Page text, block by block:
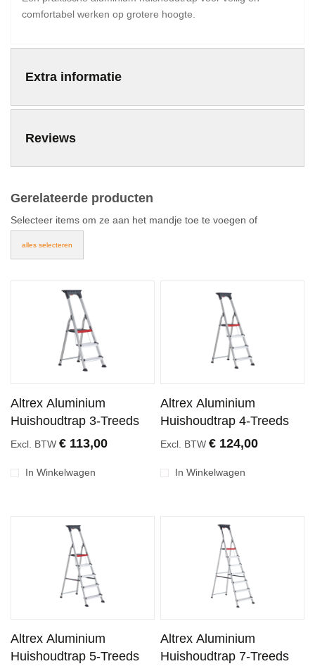
comfortabel werken op grotere hoogte.
Extra informatie
Reviews
Gerelateerde producten
Selecteer items om ze aan het mandje toe te voegen of
alles selecteren
Altrex Aluminium
Huishoudtrap 3-Treeds
Excl. BTW € 113,00
In Winkelwagen
Altrex Aluminium
Huishoudtrap 4-Treeds
Excl. BTW€ 124,00
In Winkelwagen
Altrex Aluminium
Huishoudtrap 5-Treeds
Altrex Aluminium
Huishoudtrap 7-Treeds